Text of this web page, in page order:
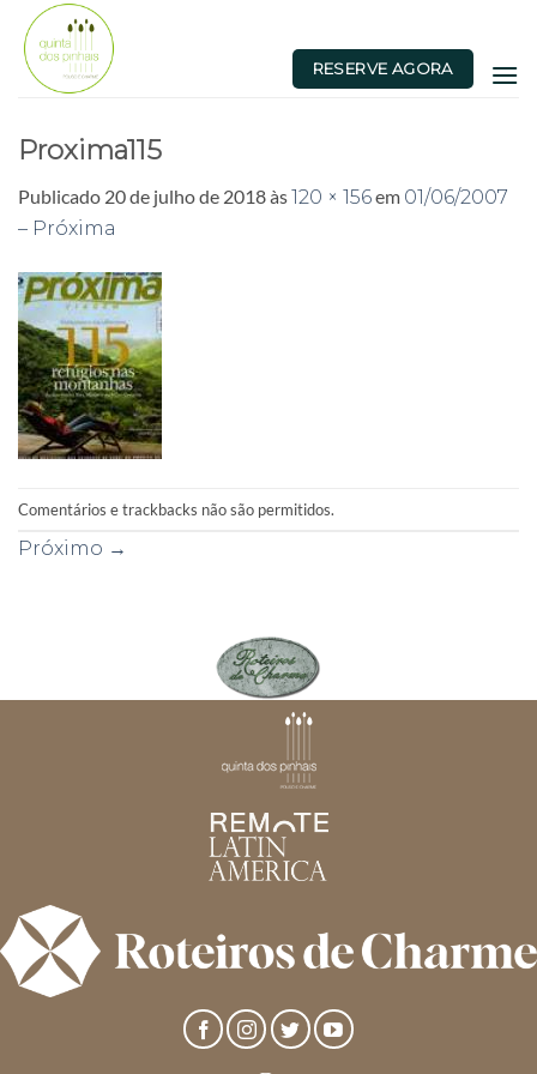
Skip
content
RESERVE AGORA
Proxima115
Publicado 20 de julho de 2018às120 × 156em 01/06/2007
– Próxima
Comentários e trackbacks não são permitidos.
Próximo →